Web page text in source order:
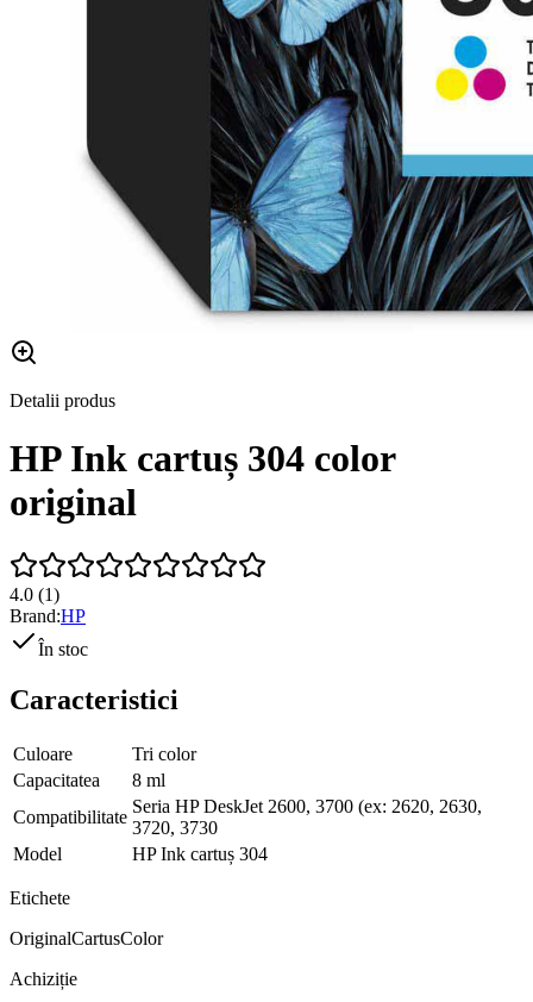
Detalii produs
HP Ink cartuș 304 color
original
4.0 (1)
Brand:HP
În stoc
Caracteristici
Culoare
Tri color
Capacitatea
8 ml
Compatibilitate
Seria HP DeskJet 2600, 3700 (ex: 2620, 2630,
3720, 3730
Model
HP Ink cartuș 304
Etichete
OriginalCartusColor
Achiziție